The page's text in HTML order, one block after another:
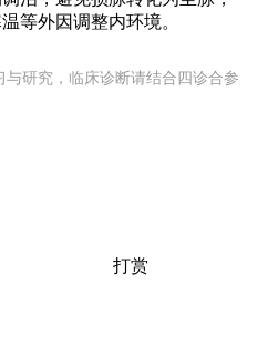
等外因调整内环境。
研究，临床诊断请结合四诊合参
打赏